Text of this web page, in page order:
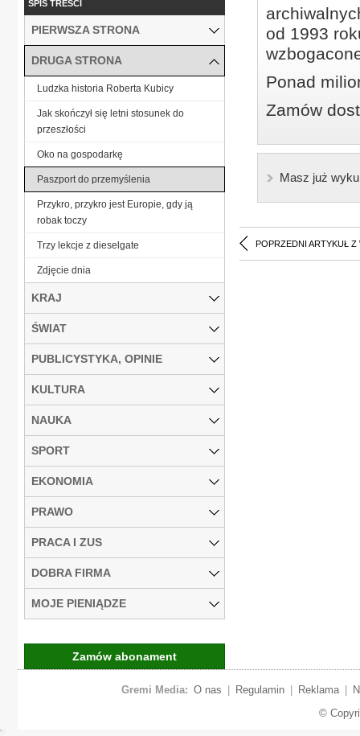
od 1993
Ponad
Zamów
Masz już
POPRZEDNI ARTYKUŁ Z
SPIS TREŚCI
PIERWSZA STRONA
DRUGA STRONA
Ludzka historia Roberta Kubicy
Jak skończył się letni stosunek do
przeszłości
Oko na gospodarkę
Paszport do przemyślenia
Przykro, przykro jest Europie, gdy ją
robak toczy
Trzy lekcje z dieselgate
Zdjęcie dnia
KRAJ
ŚWIAT
PUBLICYSTYKA, OPINIE
KULTURA
NAUKA
SPORT
EKONOMIA
PRAWO
PRACA I ZUS
DOBRA FIRMA
MOJE PIENIĄDZE
Zamów abonament
Gremi Media: O nas Regulamin Reklama
©